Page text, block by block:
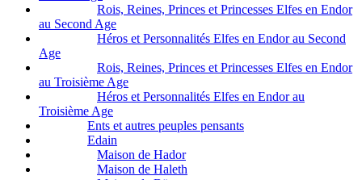
Rois, Reines, Princes et Princesses Elfes en Endor
au Second Age
Héros et Personnalités Elfes en Endor au Second
Age
Rois, Reines, Princes et Princesses Elfes en Endor
au Troisième Age
Héros et Personnalités Elfes en Endor au
Troisième Age
Ents et autres peuples pensants
Edain
Maison de Hador
Maison de Haleth